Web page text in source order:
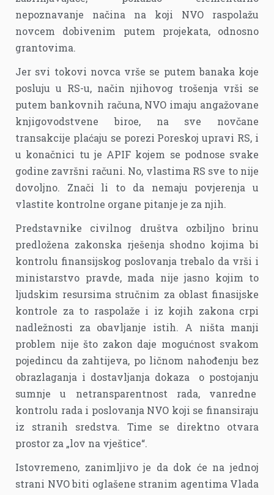
nepoznavanje načina na koji NVO raspolažu
novcem dobivenim putem projekata, odnosno
grantovima.
Jer svi tokovi novca vrše se putem banaka koje
posluju u RS-u, način njihovog trošenja vrši se
putem bankovnih računa, NVO imaju angažovane
knjigovodstvene biroe, na sve novčane
transakcije plaćaju se porezi Poreskoj upravi RS, i
u konačnici tu je APIF kojem se podnose svake
godine završni računi. No, vlastima RS sve to nije
dovoljno. Znači li to da nemaju povjerenja u
vlastite kontrolne organe pitanje je za njih.
Predstavnike civilnog društva ozbiljno brinu
predložena zakonska rješenja shodno kojima bi
kontrolu finansijskog poslovanja trebalo da vrši i
ministarstvo pravde, mada nije jasno kojim to
ljudskim resursima stručnim za oblast finasijske
kontrole za to raspolaže i iz kojih zakona crpi
nadležnosti za obavljanje istih. A ništa manji
problem nije što zakon daje mogućnost svakom
pojedincu da zahtijeva, po ličnom nahođenju bez
obrazlaganja i dostavljanja dokaza o postojanju
sumnje u netransparentnost rada, vanredne
kontrolu rada i poslovanja NVO koji se finansiraju
iz stranih sredstva. Time se direktno otvara
prostor za „lov na vještice“.
Istovremeno, zanimljivo je da dok će na jednoj
strani NVO biti oglašene stranim agentima Vlada